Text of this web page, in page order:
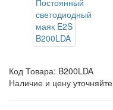
Код Товара: B200LDA
Наличие и цену уточняйте